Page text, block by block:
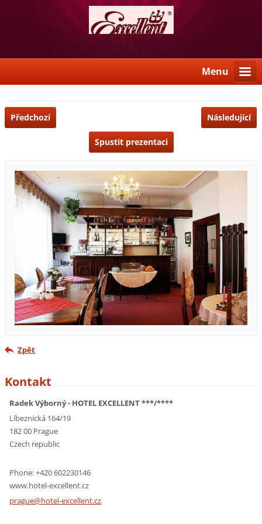
Menu
Předchozí Následující
Spustit prezentaci
Zpět
Kontakt
Radek Výborný - HOTEL EXCELLENT ***/****
Líbeznická 164/19
182 00 Prague
Czech republic
Phone: +420 602230146
www.hotel-excellent.cz
prague@hotel-excellent.cz